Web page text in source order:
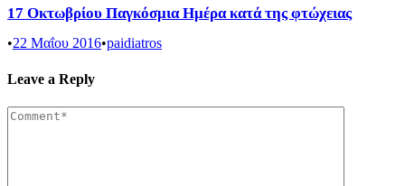
17 Οκτωβρίου Παγκόσμια Ημέρα κατά της φτώχειας
•22 Μαΐου 2016•paidiatros
Leave a Reply